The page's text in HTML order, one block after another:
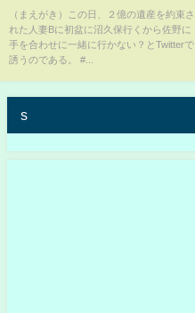
の初盆に2億の人妻Bを誘った理
由～」2023/07/26号夜【謎多き
ウナちゃんマン永眠の章】
（まえがき）この日、２億の遺産を約束さ
れた人妻Bに初盆に沼久保行くから佐野に
手を合わせに一緒に行かない？とTwitterで
誘うのである。 #...
s